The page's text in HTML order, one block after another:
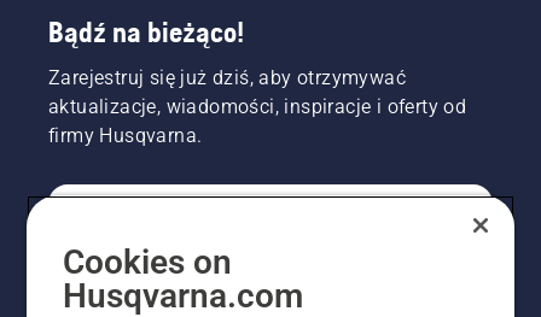
Bądź na bieżąco!
Zarejestruj się już dziś, aby otrzymywać
aktualizacje, wiadomości, inspiracje i oferty od
firmy Husqvarna.
PROFESJONALISTA
Cookies on
Husqvarna.com